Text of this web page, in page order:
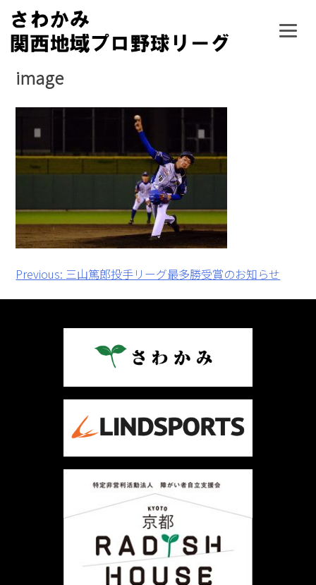
Skip
content
image
投
稿
Previous: 三山篤郎投手リーグ最多勝受賞のお知らせ